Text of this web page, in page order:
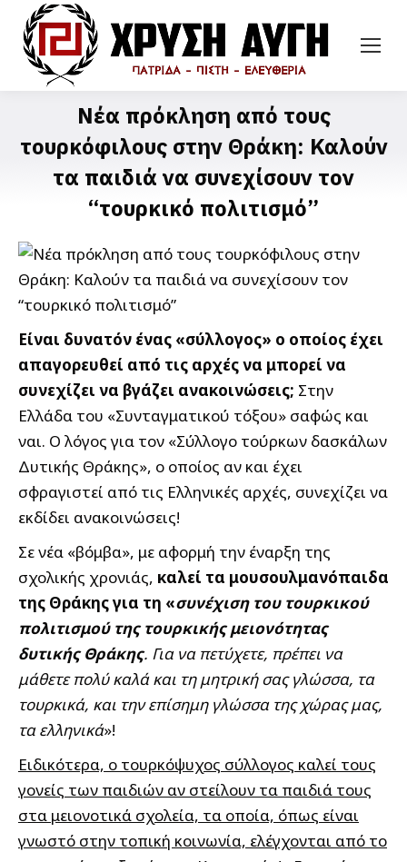
Νέα πρόκληση από τους
τουρκόφιλους στην Θράκη: Καλούν
τα παιδιά να συνεχίσουν τον
“τουρκικό πολιτισμό”
Είναι δυνατόν ένας «σύλλογος» ο οποίος έχει
απαγορευθεί από τις αρχές να μπορεί να
συνεχίζει να βγάζει ανακοινώσεις; Στην
Ελλάδα του «Συνταγματικού τόξου» σαφώς και
ναι. Ο λόγος για τον «Σύλλογο τούρκων δασκάλων
Δυτικής Θράκης», ο οποίος αν και έχει
σφραγιστεί από τις Ελληνικές αρχές, συνεχίζει να
εκδίδει ανακοινώσεις!
Σε νέα «βόμβα», με αφορμή την έναρξη της
σχολικής χρονιάς, καλεί τα μουσουλμανόπαιδα
της Θράκης για τη «συνέχιση του τουρκικού
πολιτισμού της τουρκικής μειονότητας
δυτικής Θράκης. Για να πετύχετε, πρέπει να
μάθετε πολύ καλά και τη μητρική σας γλώσσα, τα
τουρκικά, και την επίσημη γλώσσα της χώρας μας,
τα ελληνικά»!
Ειδικότερα, ο τουρκόψυχος σύλλογος καλεί τους
γονείς των παιδιών αν στείλουν τα παιδιά τους
στα μειονοτικά σχολεία, τα οποία, όπως είναι
γνωστό στην τοπική κοινωνία, ελέγχονται από το